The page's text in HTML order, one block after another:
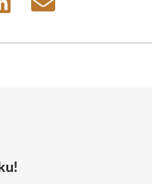
Share